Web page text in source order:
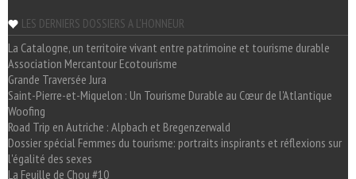
LES DERNIERS DOSSIERS A L'HONNEUR
La Catalogne, un territoire vivant entre patrimoine et tourisme durable
Association Mercantour Ecotourisme
Grande Traversée Jura
Saint-Pierre-et-Miquelon : Un Tourisme Durable au Cœur de l'Atlantique
Woofing
Road Trip en Autriche : Alpbach et Bregenzerwald
Dossier spécial Femmes du tourisme: portraits inspirants et réflexions sur
l'égalité des sexes
La Feuille de Chou #10